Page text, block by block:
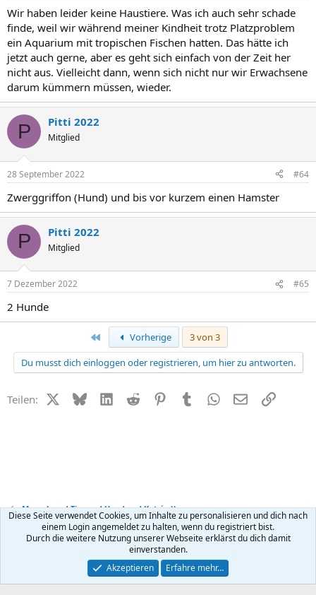
Wir haben leider keine Haustiere. Was ich auch sehr schade
finde, weil wir während meiner Kindheit trotz Platzproblem
ein Aquarium mit tropischen Fischen hatten. Das hätte ich
jetzt auch gerne, aber es geht sich einfach von der Zeit her
nicht aus. Vielleicht dann, wenn sich nicht nur wir Erwachsene
darum kümmern müssen, wieder.
P Pitti 2022
Mitglied
28 September 2022 #64
Zwerggriffon (Hund) und bis vor kurzem einen Hamster
P Pitti 2022
Mitglied
7 Dezember 2022 #65
2 Hunde
Erste Vorherige
3 von 3
Du musst dich einloggen oder registrieren, um hier zu antworten.
Teilen: X (Twitter)
BlueskyLinkedIn
Reddit PinterestTumblr WhatsApp
E-MailLink
Mensch und Tier und Hund und Katz´ ;-))
Kontakt Nutzungsbedingungen Datenschutz Hilfe
R
Community platform by XenForo ® © 2010-2026 XenForo Ltd.
Diese Seite verwendet Cookies, um Inhalte zu personalisieren und dich nach
einem Login angemeldet zu halten, wenn du registriert bist.
Durch die weitere Nutzung unserer Webseite erklärst du dich damit
einverstanden.
Akzeptieren
Erfahre mehr…